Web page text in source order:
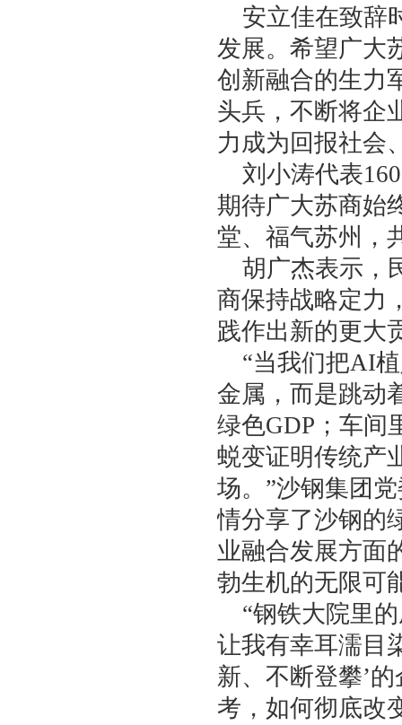
安立佳在致辞
发展。希望广大
创新融合的生力
头兵，不断将企
力成为回报社会
刘小涛代表
期待广大苏商始
堂、福气苏州，
胡广杰表示，
商保持战略定力
践作出新的更大
“当我们把AI
金属，而是跳动
绿色GDP；车间
蜕变证明传统产
场。”沙钢集团
情分享了沙钢的
业融合发展方面
勃生机的无限可
“钢铁大院里
让我有幸耳濡目
新、不断登攀’
考，如何彻底改